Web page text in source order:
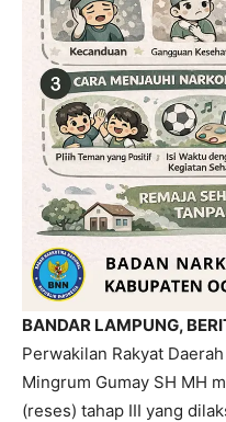
BANDAR LAMPUNG,
Perwakilan Rakyat
Mingrum Gumay SH MH
(reses) tahap III yang